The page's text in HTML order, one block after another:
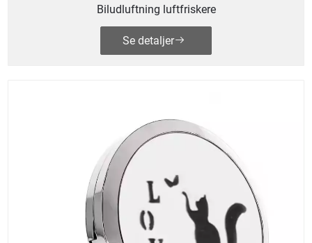
Biludluftning luftfriskere
Se detaljer